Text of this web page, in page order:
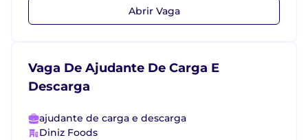
Abrir Vaga
Vaga De Ajudante De Carga E
Descarga
ajudante de carga e descarga
Diniz Foods